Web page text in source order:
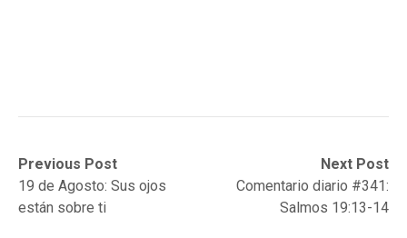
Post
navigation
Previous Post
Previous
post:19 de Agosto: Sus ojos
están sobre ti
Next Post
Next
post:
Comentario diario #341:
Salmos 19:13-14